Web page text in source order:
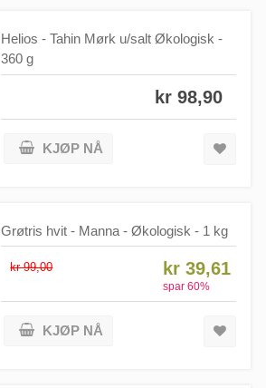
Helios - Tahin Mørk u/salt Økologisk -
360 g
kr 98,90
KJØP NÅ
Grøtris hvit - Manna - Økologisk - 1 kg
kr 99,00 kr 39,61
spar60%
KJØP NÅ